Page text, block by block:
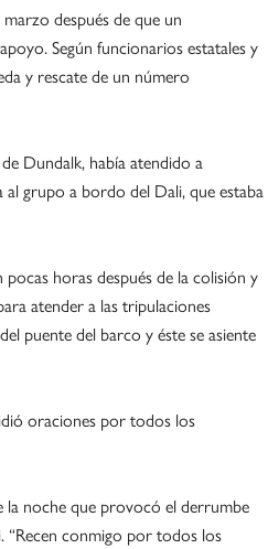
después de que un
Según funcionarios estatales y
y rescate de un número
Dundalk, había atendido a
grupo a bordo del Dali, que estaba
horas después de la colisión y
atender a las tripulaciones
puente del barco y éste se asiente
oraciones por todos los
la noche que provocó el derrumbe
“Recen conmigo por todos los